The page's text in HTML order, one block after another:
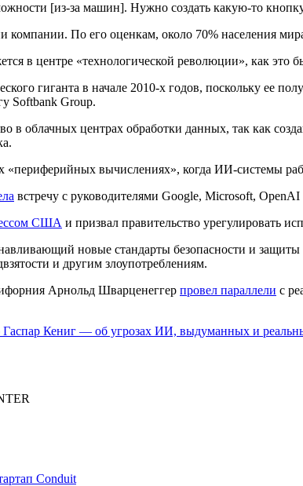
[из-за машин]. Нужно создать какую-то
По его оценкам, около 70% населения
в центре «технологической революции», как это
гиганта в начале 2010-х годов, поскольку ее
Softbank Group.
в облачных центрах обработки данных, так как
вычислениях», когда ИИ-системы
встречу с руководителями Google, Microsoft,
США и призвал правительство урегулировать
новые стандарты безопасности и защиты
и другим злоупотреблениям.
Арнольд Шварценеггер провел параллели с
Кениг — об угрозах ИИ, выдуманных и
Conduit